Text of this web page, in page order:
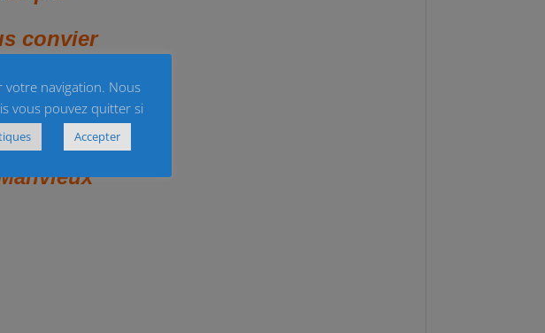
votre navigation. Nous
vous pouvez quitter si
Accepter